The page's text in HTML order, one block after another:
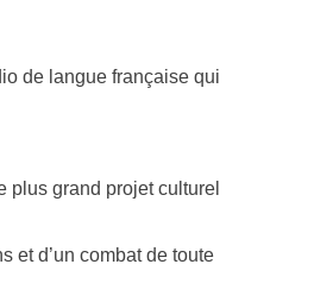
de langue française qui
plus grand projet culturel
et d’un combat de toute